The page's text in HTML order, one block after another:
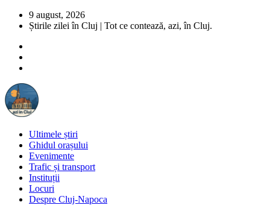
9 august, 2026
Știrile zilei în Cluj | Tot ce contează, azi, în Cluj.
Ultimele știri
Ghidul orașului
Evenimente
Trafic și transport
Instituții
Locuri
Despre Cluj-Napoca